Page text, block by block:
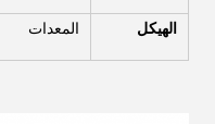
الهيكل المعدات